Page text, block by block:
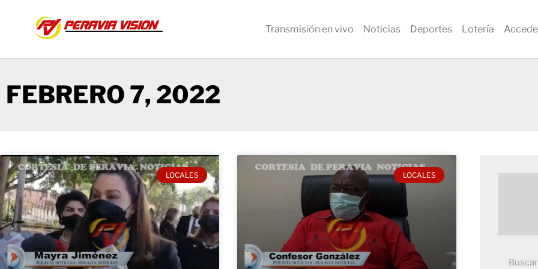
Transmisión en vivo Noticias Deportes Lotería
FEBRERO 7, 2022
LOCALES LOCALES